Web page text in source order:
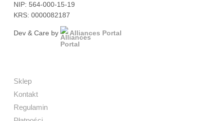
NIP: 564-000-15-19
KRS: 0000082187
Dev & Care by Alliances Portal
Sklep
Kontakt
Regulamin